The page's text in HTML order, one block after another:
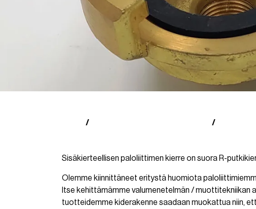
/ /
Sisäkierteellisen paloliittimen kierre on suora R-
Olemme kiinnittäneet eritystä huomiota
Itse kehittämämme valumenetelmän / muottitekniikan
tuotteidemme kiderakenne saadaan muokattua niin,